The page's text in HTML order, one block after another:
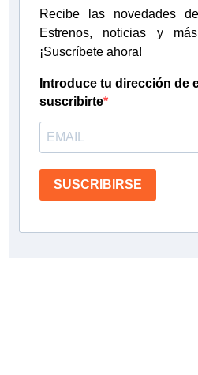
Recibe las novedades
Estrenos, noticias y
¡Suscríbete ahora!
Introduce tu dirección de
suscribirte
SUSCRIBIRSE